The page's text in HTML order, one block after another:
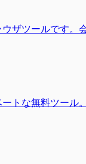
ザツールです。
トな無料ツール